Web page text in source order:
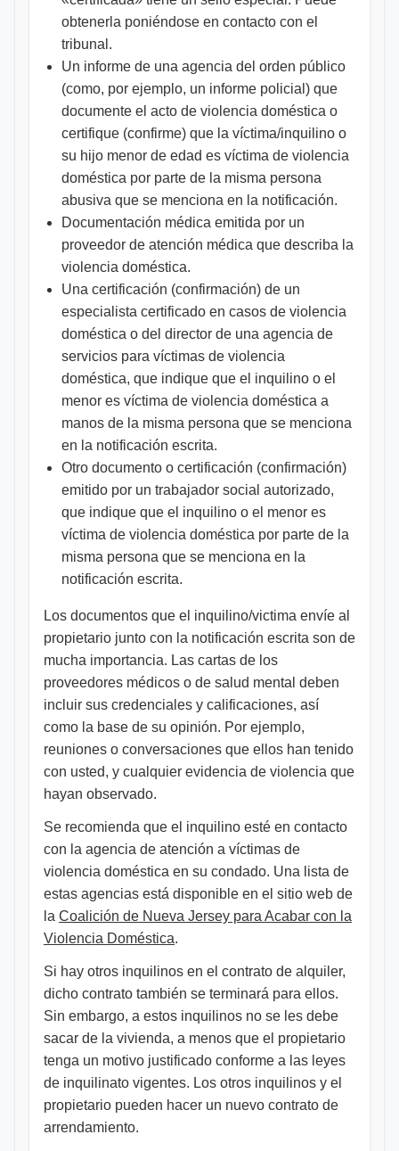
obtenerla poniéndose en contacto con el
tribunal.
Un informe de una agencia del orden público
(como, por ejemplo, un informe policial) que
documente el acto de violencia doméstica o
certifique (confirme) que la víctima/inquilino o
su hijo menor de edad es víctima de violencia
doméstica por parte de la misma persona
abusiva que se menciona en la notificación.
Documentación médica emitida por un
proveedor de atención médica que describa la
violencia doméstica.
Una certificación (confirmación) de un
especialista certificado en casos de violencia
doméstica o del director de una agencia de
servicios para víctimas de violencia
doméstica, que indique que el inquilino o el
menor es víctima de violencia doméstica a
manos de la misma persona que se menciona
en la notificación escrita.
Otro documento o certificación (confirmación)
emitido por un trabajador social autorizado,
que indique que el inquilino o el menor es
víctima de violencia doméstica por parte de la
misma persona que se menciona en la
notificación escrita.
Los documentos que el inquilino/victima envíe al
propietario junto con la notificación escrita son de
mucha importancia. Las cartas de los
proveedores médicos o de salud mental deben
incluir sus credenciales y calificaciones, así
como la base de su opinión. Por ejemplo,
reuniones o conversaciones que ellos han tenido
con usted, y cualquier evidencia de violencia que
hayan observado.
Se recomienda que el inquilino esté en contacto
con la agencia de atención a víctimas de
violencia doméstica en su condado. Una lista de
estas agencias está disponible en el sitio web de
la Coalición de Nueva Jersey para Acabar con la
Violencia Doméstica.
Si hay otros inquilinos en el contrato de alquiler,
dicho contrato también se terminará para ellos.
Sin embargo, a estos inquilinos no se les debe
sacar de la vivienda, a menos que el propietario
tenga un motivo justificado conforme a las leyes
de inquilinato vigentes. Los otros inquilinos y el
propietario pueden hacer un nuevo contrato de
arrendamiento.